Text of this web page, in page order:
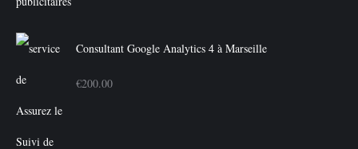
Consultant Google Analytics 4 à Marseille
€200.00